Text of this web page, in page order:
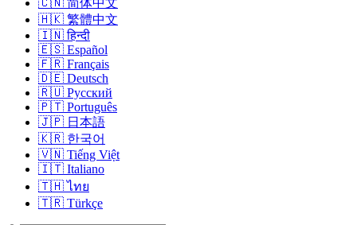
🇭🇰 繁體中文
🇮🇳 हिन्दी
🇪🇸 Español
🇫🇷 Français
🇩🇪 Deutsch
🇷🇺 Русский
🇵🇹 Português
🇯🇵 日本語
🇰🇷 한국어
🇻🇳 Tiếng Việt
🇮🇹 Italiano
🇹🇭 ไทย
🇹🇷 Türkçe